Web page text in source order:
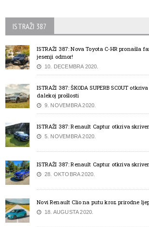
ISTRAŽI 387
ISTRAŽI 387: Nova Toyota C-HR pronašla
jesenji odmor!
10. DECEMBRA 2020.
ISTRAŽI 387: ŠKODA SUPERB SCOUT
dalekoj prošlosti
9. NOVEMBRA 2020.
ISTRAŽI 387: Renault Captur otkriva
5. NOVEMBRA 2020.
ISTRAŽI 387: Renault Captur otkriva
28. OKTOBRA 2020.
Novi Renault Clio na putu kroz prirodne
18. AUGUSTA 2020.